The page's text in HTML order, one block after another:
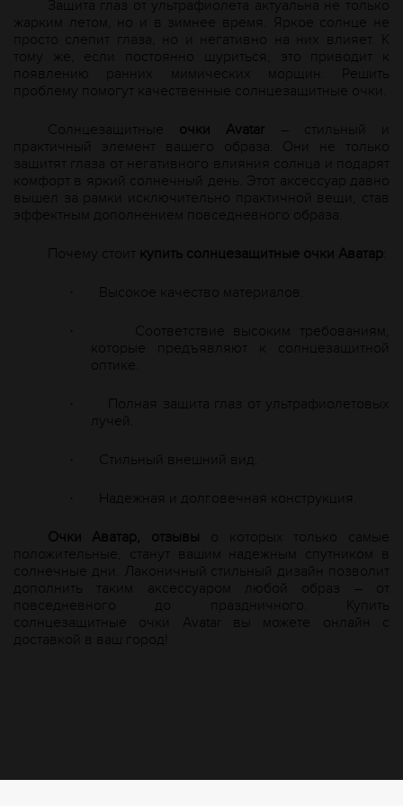
Защита глаз от ультрафиолета актуальна не только
жарким летом, но и в зимнее время. Яркое солнце не
просто слепит глаза, но и негативно на них влияет. К
тому же, если постоянно щуриться, это приводит к
появлению ранних мимических морщин. Решить
проблему помогут качественные солнцезащитные очки.
Солнцезащитные очки Avatar – стильный и
практичный элемент вашего образа. Они не только
защитят глаза от негативного влияния солнца и подарят
комфорт в яркий солнечный день. Этот аксессуар давно
вышел за рамки исключительно практичной вещи, став
эффектным дополнением повседневного образа.
Почему стоит купить солнцезащитные очки Аватар:
· Высокое качество материалов.
·
Соответствие высоким требованиям,
которые предъявляют к солнцезащитной
оптике.
·
Полная защита глаз от ультрафиолетовых
лучей.
· Стильный внешний вид.
· Надежная и долговечная конструкция.
Очки Аватар, отзывы о которых только самые
положительные, станут вашим надежным спутником в
солнечные дни. Лаконичный стильный дизайн позволит
дополнить таким аксессуаром любой образ – от
повседневного до праздничного. Купить
солнцезащитные очки
A vatar вы можете онлайн с
доставкой в ваш город!